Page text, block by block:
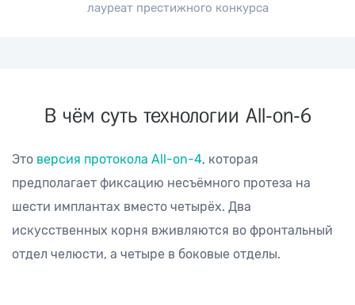
лауреат престижного конкурса
В чём суть технологии All-on-6
Это версия протокола All-on-4, которая
предполагает фиксацию несъёмного протеза на
шести имплантах вместо четырёх. Два
искусственных корня вживляются во фронтальный
отдел челюсти, а четыре в боковые отделы.